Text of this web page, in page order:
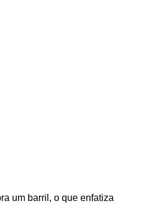
um barril, o que enfatiza